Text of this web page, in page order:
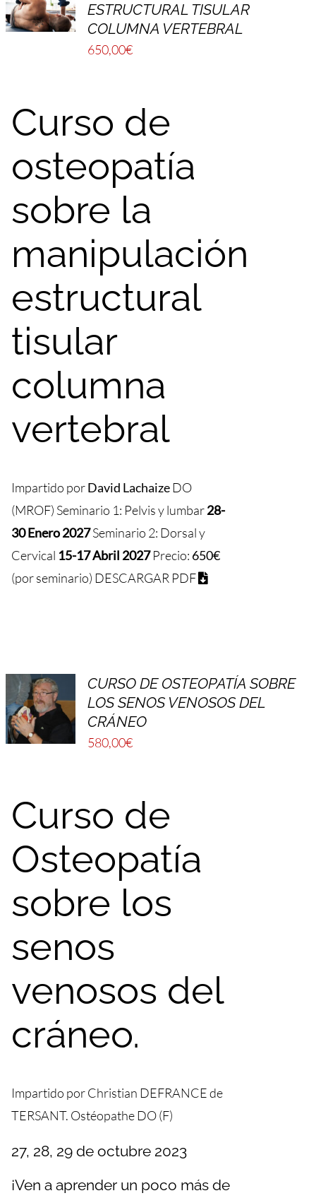
ESTRUCTURAL TISULAR
COLUMNA VERTEBRAL
650,00€
Curso de
osteopatía
sobre la
manipulación
estructural
tisular
columna
vertebral
Impartido porDavid LachaizeDO
(MROF) Seminario 1: Pelvis y lumbar28-
30 Enero 2027Seminario 2: Dorsal y
Cervical 15-17 Abril 2027Precio: 650€
(por seminario) DESCARGAR PDF
CURSO DE OSTEOPATÍA SOBRE
LOS SENOS VENOSOS DEL
CRÁNEO
580,00€
Curso de
Osteopatía
sobre los
senos
venosos del
cráneo.
Impartido por Christian DEFRANCE de
TERSANT. Ostéopathe DO (F)
27, 28, 29 de octubre 2023
¡Ven a aprender un poco más de